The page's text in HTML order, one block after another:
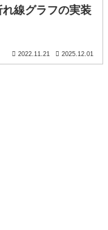
線グラフの実装
2022.11.21 2025.12.01